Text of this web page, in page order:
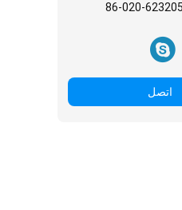
86-020-
اتصل